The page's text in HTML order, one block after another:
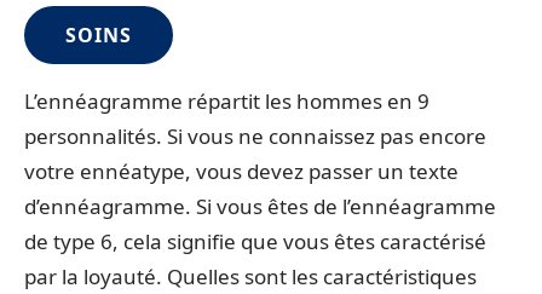
SOINS
L’ennéagramme répartit les hommes en 9
personnalités. Si vous ne connaissez pas encore
votre ennéatype, vous devez passer un texte
d’ennéagramme. Si vous êtes de l’ennéagramme
de type 6, cela signifie que vous êtes caractérisé
par la loyauté. Quelles sont les caractéristiques